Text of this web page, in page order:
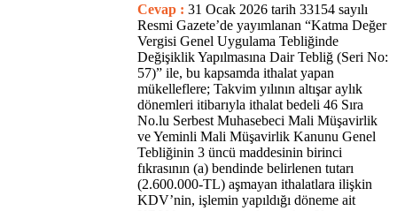
Cevap : 31 Ocak 2026 tarih 33154 sayılı
Resmi Gazete’de yayımlanan “Katma Değer
Vergisi Genel Uygulama Tebliğinde
Değişiklik Yapılmasına Dair Tebliğ (Seri No:
57)” ile, bu kapsamda ithalat yapan
mükelleflere; Takvim yılının altışar aylık
dönemleri itibarıyla ithalat bedeli 46 Sıra
No.lu Serbest Muhasebeci Mali Müşavirlik
ve Yeminli Mali Müşavirlik Kanunu Genel
Tebliğinin 3 üncü maddesinin birinci
fıkrasının (a) bendinde belirlenen tutarı
(2.600.000-TL) aşmayan ithalatlara ilişkin
KDV’nin, işlemin yapıldığı döneme ait